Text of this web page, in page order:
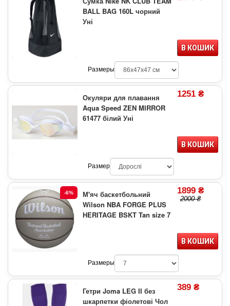
BALL BAG 160L чорний
Уні
В КОШИК
Размеры
Окуляри для плавання
Aqua Speed ZEN MIRROR
61477 білий Уні
1251 ₴
В КОШИК
Размер
-6%
М'яч баскетбольний
Wilson NBA FORGE PLUS
HERITAGE BSKT Tan size 7
1899 ₴
2000 ₴
В КОШИК
Размеры
Гетри Joma LEG II без
шкарпетки фіолетові Чол
389 ₴